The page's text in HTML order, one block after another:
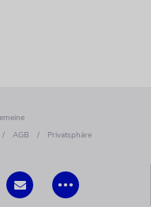
•••
/ AGB / Privatsphäre